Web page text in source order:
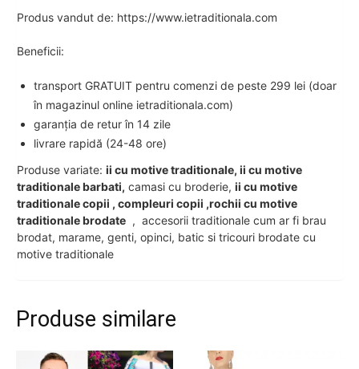
Produs vandut de: https://www.ietraditionala.com
Beneficii:
transport GRATUIT pentru comenzi de peste 299 lei (doar
în magazinul online ietraditionala.com)
garanția de retur în 14 zile
livrare rapidă (24-48 ore)
Produse variate: ii cu motive traditionale, ii cu motive
traditionale barbati, camasi cu broderie, ii cu motive
traditionale copii , compleuri copii ,rochii cu motive
traditionale brodate , accesorii traditionale cum ar fi brau
brodat, marame, genti, opinci, batic si tricouri brodate cu
motive traditionale
Produse similare